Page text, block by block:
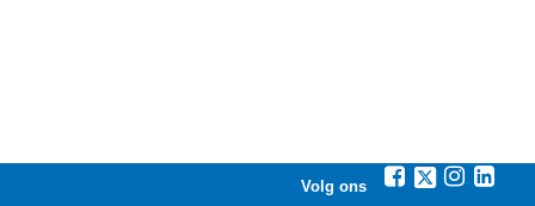
Volg ons